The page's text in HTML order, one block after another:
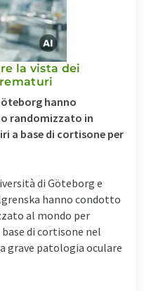
la vista dei
hanno
randomizzato in
a base di cortisone per
di Göteborg e
hanno condotto
al mondo per
di cortisone nel
grave patologia oculare